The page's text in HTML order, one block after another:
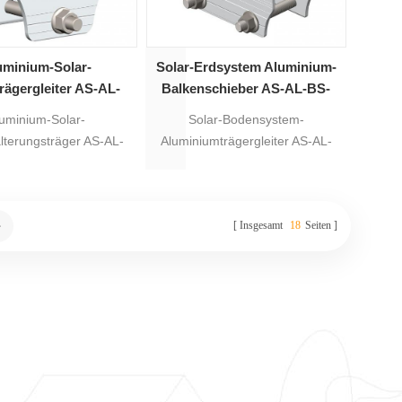
Solar-
AS-AL-
Solar-
AS-AL-
eloxiertes Aluminium
Solar-Erdsystem Aluminium-
Balkenschieber AS-AL-BS-
Solar-Bodensystem-
Aluminiumträgergleiter AS-AL-
Material ist eloxiertes Aluminium
Insgesamt 18 Seiten